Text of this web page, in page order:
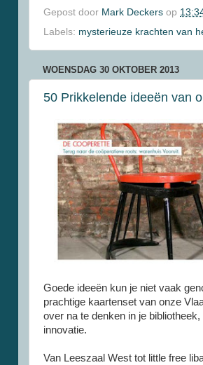
Gepost door Mark Deckers op
Labels: mysterieuze krachten van
WOENSDAG 30 OKTOBER 2013
50 Prikkelende ideeën van
Goede ideeën kun je niet vaak
prachtige kaartenset van onze
over na te denken in je
innovatie.
Van Leeszaal West tot little free